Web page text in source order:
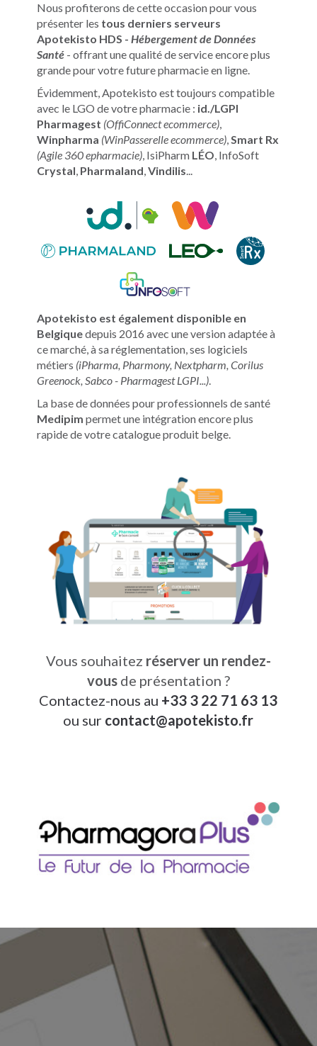
Nous profiterons de cette occasion pour vous
présenter les tous derniers serveurs
Apotekisto HDS -Hébergement de Données
Santé - offrant une qualité de service encore plus
grande pour votre future pharmacie en ligne.
Évidemment, Apotekisto est toujours compatible
avec le LGO de votre pharmacie : id./LGPI
Pharmagest (OffiConnect ecommerce),
Winpharma (WinPasserelle ecommerce),Smart Rx
(Agile 360 epharmacie), IsiPharm LÉO, InfoSoft
Crystal, Pharmaland,Vindilis...
Apotekisto est également disponible en
Belgiquedepuis 2016 avec une version adaptée à
ce marché, à sa réglementation, ses logiciels
métiers (iPharma, Pharmony, Nextpharm, Corilus
Greenock, Sabco - Pharmagest LGPI...).
La base de données pour professionnels de santé
Medipim permet une intégration encore plus
rapide de votre catalogue produit belge.
Vous souhaitez réserver un rendez-
vousde présentation ?
Contactez-nous au +33 3 22 71 63 13
ou sur contact@apotekisto.fr